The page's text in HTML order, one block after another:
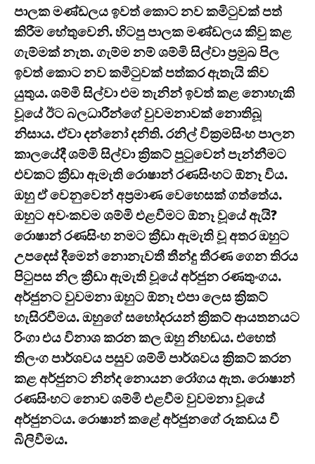
පාලක මණ්ඩලය ඉවත් කොට නව කමිටුවක් පත්
කිරීම හේතුවෙනි. හිටපු පාලක මණ්ඩලය කිවු කළ
ගැම්මක් නැත. ගැම්ම නම් ශම්මි සිල්වා ප්‍රමුඛ පිල
ඉවත් කොට නව කමිටුවක් පත්කර ඇතැයි කිව
යුතුය. ශම්මි සිල්වා එම තැනින් ඉවත් කළ නොහැකි
වූයේ ඊට බලධාරීන්ගේ වුවමනාවක් නොතිබූ
නිසාය. ඒවා දන්නෝ දනිති. රනිල් වික්‍රමසිංහ පාලන
කාලයේදී ශම්මි සිල්වා ක්‍රිකට් පුටුවෙන් පැන්නීමට
එවකට ක්‍රීඩා ඇමැති රොෂාන් රණසිංහට ඕනෑ විය.
ඔහු ඒ වෙනුවෙන් අප්‍රමාණ වෙහෙසක් ගත්තේය.
ඔහුට අවංකවම ශම්මි එළවීමට ඕනෑ වූයේ ඇයි?
රොෂාන් රණසිංහ නමට ක්‍රීඩා ඇමැති වූ අතර ඔහුට
උපදෙස් දීමෙන් නොනැවතී තීන්දු තීරණ ගෙන තිරය
පිටුපස නිල ක්‍රීඩා ඇමැති වූයේ අර්ජුන රණතුංගය.
අර්ජුනට වුවමනා ඔහුට ඕනෑ එපා ලෙස ක්‍රිකට්
හැසිරවීමය. ඔහුගේ සහෝදරයන් ක්‍රිකට් ආයතනයට
රිංගා එය විනාශ කරන කල ඔහු නිහඬය. එහෙත්
තිලංග පාර්ශවය පසුව ශම්මි පාර්ශවය ක්‍රිකට් කරන
කළ අර්ජුනට නින්ද නොයන රෝගය ඇත. රොෂාන්
රණසිංහට නොව ශම්මි එළවීම වුවමනා වූයේ
අර්ජුනටය. රොෂාන් කළේ අර්ජුනගේ රූකඩය වී
බිලිවීමය.